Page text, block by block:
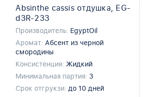
Absinthe cassis отдушка, EG-
d3R-233
Производитель: EgyptOil
Аромат: Абсент из черной
смородины
Консистенция: Жидкий
Минимальная партия: 3
Срок отгрукзи: до 10 дней